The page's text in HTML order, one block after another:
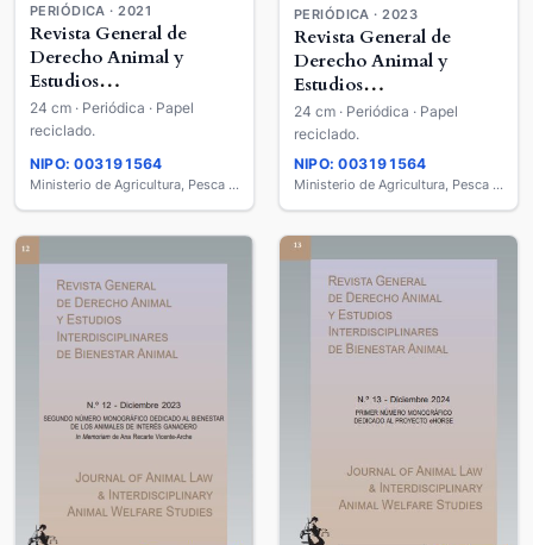
PERIÓDICA · 2021
Revista General de
Derecho Animal y
Estudios
Interdisciplinares de
Bienestar Animal =
Journal of Animal Law &
Interdisciplinary Animal
Welfare Studies
24 cm · Periódica · Papel
reciclado.
NIPO: 003191564
Ministerio de Agricultura, Pesca y Alimentación
PERIÓDICA · 2023
Revista General de
Derecho Animal y
Estudios
Interdisciplinares de
Bienestar Animal =
Journal of Animal Law &
Interdisciplinary Animal
Welfare Studies
24 cm · Periódica · Papel
reciclado.
NIPO: 003191564
Ministerio de Agricultura, Pesca y Alimentación